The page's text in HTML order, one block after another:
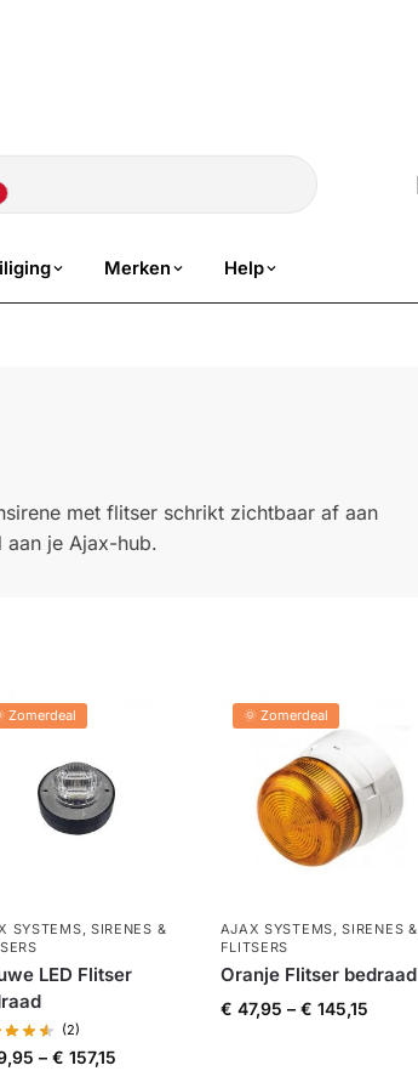
Zoeken
Merken Help
met flitser schrikt zichtbaar af aan
je Ajax-hub.
Zomerdeal
SYSTEMS, SIRENES &
LED Flitser
(2)
– € 157,15
🌞 Zomerdeal
AJAX SYSTEMS,SIRENES &
FLITSERS
Oranje Flitser bedraad
€ 47,95 – € 145,15